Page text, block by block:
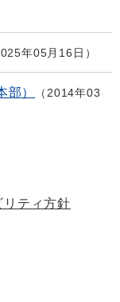
年05月16日
）
2014年03
リティ方針